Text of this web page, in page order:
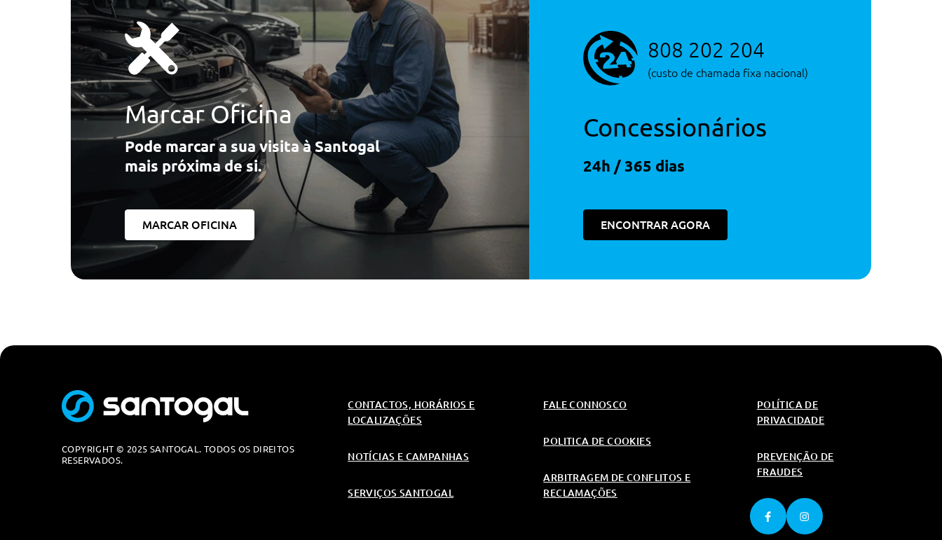
Marcar Oficina
Pode marcar a sua visita à Santogal
mais próxima de si.
MARCAR OFICINA
808 202 204
(custo de chamada fixa nacional)
Concessionários
24h / 365 dias
ENCONTRAR AGORA
COPYRIGHT © 2025 SANTOGAL. TODOS OS DIREITOS
RESERVADOS.
CONTACTOS, HORÁRIOS E
LOCALIZAÇÕES
NOTÍCIAS E CAMPANHAS
SERVIÇOS SANTOGAL
FALE CONNOSCO
POLITICA DE COOKIES
ARBITRAGEM DE CONFLITOS E
RECLAMAÇÕES
POLÍTICA DE
PRIVACIDADE
PREVENÇÃO DE
FRAUDES